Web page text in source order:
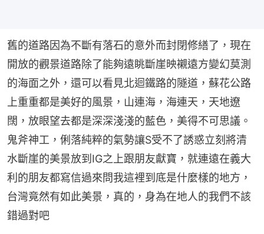
舊的道路因為不斷有落石的意外而封閉修繕了，現在
開放的觀景道路除了能夠遠眺斷崖映襯遠方變幻莫測
的海面之外，還可以看見北迴鐵路的隧道，蘇花公路
上重重都是美好的風景，山連海，海連天，天地遼
闊，放眼望去都是深深淺淺的藍色，美得不可思議。
鬼斧神工，俐落純粹的氣勢讓S受不了誘惑立刻將清
水斷崖的美景放到IG之上跟朋友獻寶，就連遠在義大
利的朋友都寫信過來問我這裡到底是什麼樣的地方，
台灣竟然有如此美景，真的，身為在地人的我們不該
錯過對吧